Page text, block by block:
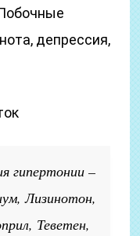
депрессия,
гипертонии –
Лизинотон,
Теветен,